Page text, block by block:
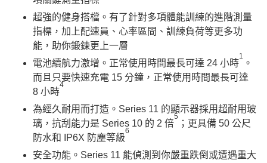
超強的健身搭檔。有了針對多項體能訓練的進階測量
指標，加上配速員、心率區間、訓練負荷等更多功
能，助你鍛鍊更上一層
電池續航力激增。正常使用時間最長可達 24 小時
1
。
而且只要快速充電 15 分鐘，正常使用時間最長可達
8 小時
4
為經久耐用而打造。Series 11 的顯示器採用超耐用玻
璃，抗刮能力是 Series 10 的 2 倍
5
；更具備 50 公尺
防水和 IP6X 防塵等級
6
安全功能。Series 11 能偵測到你嚴重跌倒或遭遇重大